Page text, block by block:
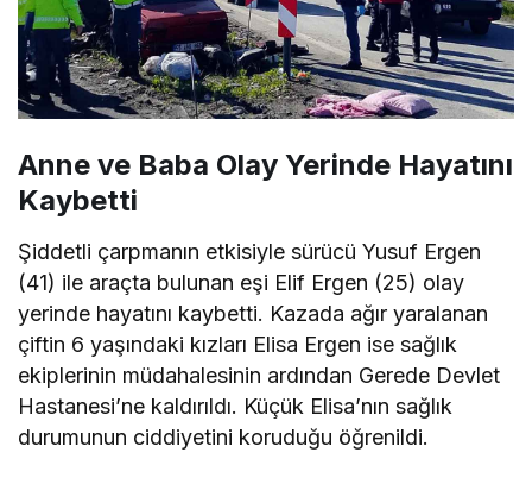
Anne ve Baba Olay Yerinde Hayatını
Kaybetti
Şiddetli çarpmanın etkisiyle sürücü Yusuf Ergen
(41) ile araçta bulunan eşi Elif Ergen (25) olay
yerinde hayatını kaybetti. Kazada ağır yaralanan
çiftin 6 yaşındaki kızları Elisa Ergen ise sağlık
ekiplerinin müdahalesinin ardından Gerede Devlet
Hastanesi’ne kaldırıldı. Küçük Elisa’nın sağlık
durumunun ciddiyetini koruduğu öğrenildi.